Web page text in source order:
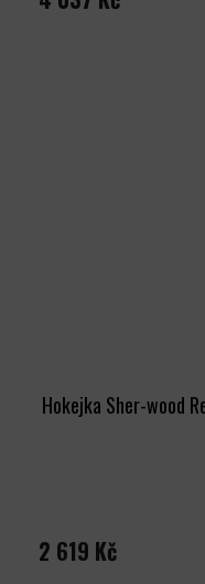
Hokejka Sher-wood
2 619 Kč